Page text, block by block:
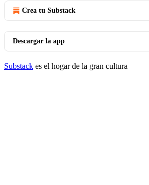
Crea tu Substack
Descargar la app
Substack es el hogar de la gran cultura